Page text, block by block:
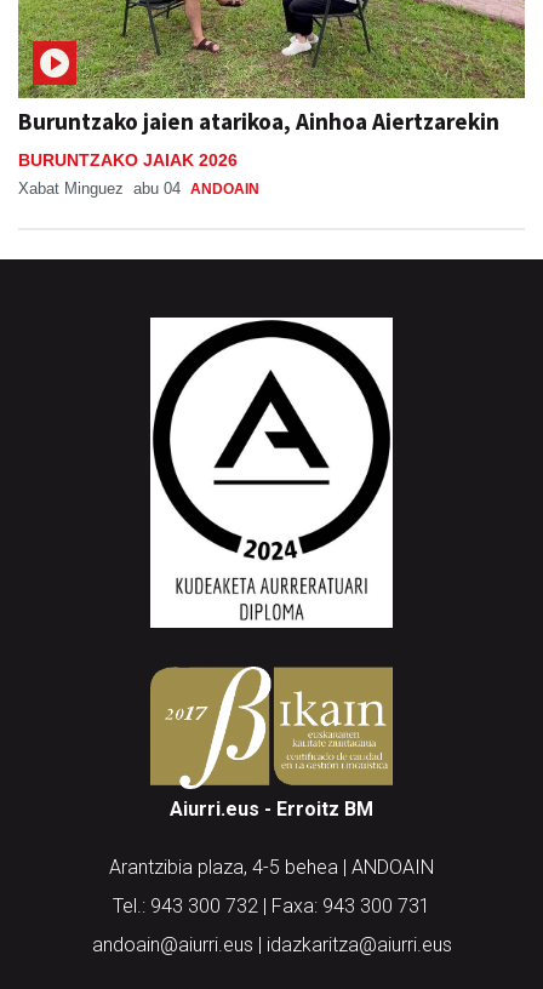
Buruntzako jaien atarikoa, Ainhoa Aiertzarekin
BURUNTZAKO JAIAK 2026
Xabat Minguez abu 04 ANDOAIN
Aiurri.eus - Erroitz BM
Arantzibia plaza, 4-5 behea | ANDOAIN
Tel.: 943 300 732 | Faxa: 943 300 731
andoain@aiurri.eus | idazkaritza@aiurri.eus